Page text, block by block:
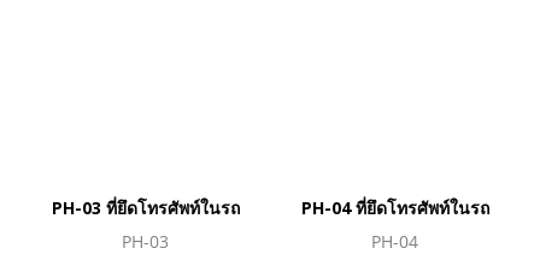
PH-03 ที่ยึดโทรศัพท์ในรถ
PH-03
PH-04 ที่ยึดโทรศัพท์ในรถ
PH-04